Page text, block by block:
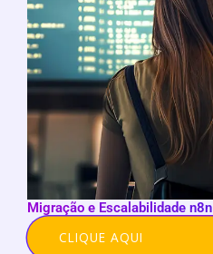
Migração e Escalabilidade n8n
CLIQUE AQUI